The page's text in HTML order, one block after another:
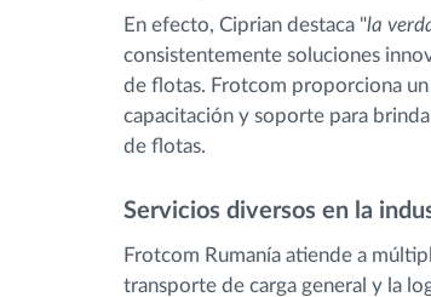
En efecto, Ciprian destaca "la
consistentemente soluciones
de flotas. Frotcom proporciona
capacitación y soporte para
de flotas.
Servicios diversos en la
Frotcom Rumanía atiende a
transporte de carga general y la